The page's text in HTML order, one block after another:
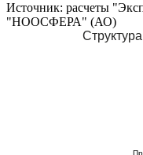
Источник: расчеты
"НООСФЕРА" (АО)